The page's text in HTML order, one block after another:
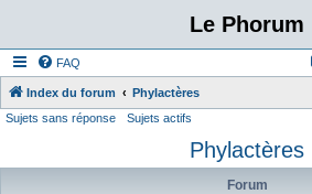
Le Phorum
FAQ
Index du forum Phylactères
Sujets sans réponse Sujets actifs
Phylactères
Forum